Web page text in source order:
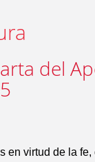
del
en virtud de la